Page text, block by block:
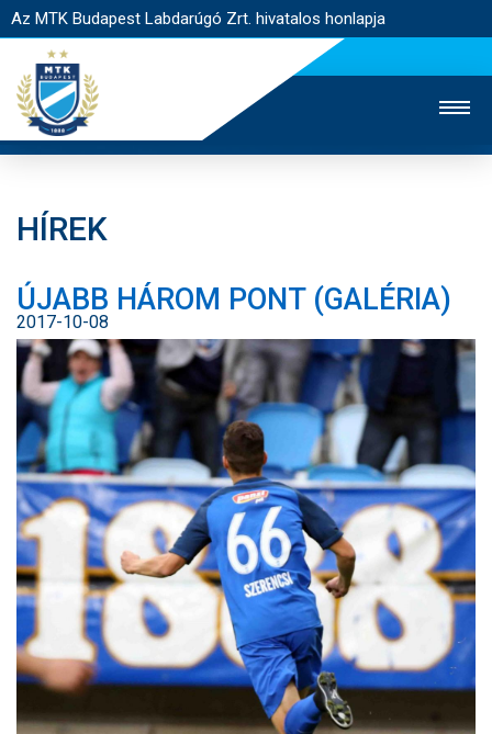
Az MTK Budapest Labdarúgó Zrt. hivatalos honlapja
JEGYÉRTÉKESÍTÉS
WEBSHOP
STADION
EGYESÜLET
KAPCSOLAT
NYITÓLAP
HÍREK
CSAPATOK
MÉRKŐZÉSEK
KLUB
GALÉRIA
SZURKOLÓI ÉLMÉNYEK
AKKREDITÁCIÓ
HÍREK
ÚJABB HÁROM PONT (GALÉRIA)
2017-10-08